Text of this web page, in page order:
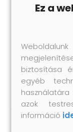
és
kövesse a
A
3 db TV-
Ez a
biztosítása
egyéb
használatára
azok
információ